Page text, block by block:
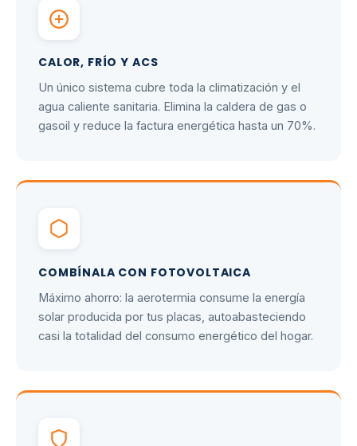
CALOR, FRÍO Y ACS
Un único sistema cubre toda la climatización y el
agua caliente sanitaria. Elimina la caldera de gas o
gasoil y reduce la factura energética hasta un 70%.
COMBÍNALA CON FOTOVOLTAICA
Máximo ahorro: la aerotermia consume la energía
solar producida por tus placas, autoabasteciendo
casi la totalidad del consumo energético del hogar.